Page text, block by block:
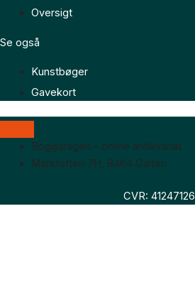
Oversigt
Se også
Kunstbøger
Gavekort
Boggaragen – online antikvariat
Marktoften 7H, 8464 Galten
CVR: 41247126